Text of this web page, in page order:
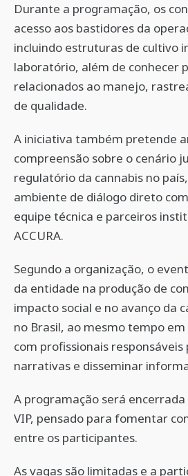
Durante a programação, os
acesso aos bastidores da
incluindo estruturas de cultivo
laboratório, além de conhecer
relacionados ao manejo,
de qualidade.
A iniciativa também pretende
compreensão sobre o cenário
regulatório da cannabis no
ambiente de diálogo direto
equipe técnica e parceiros
ACCURA.
Segundo a organização, o
da entidade na produção de
impacto social e no avanço da
no Brasil, ao mesmo tempo
com profissionais
narrativas e disseminar
A programação será
VIP, pensado para fomentar
entre os participantes.
As vagas são limitadas e a